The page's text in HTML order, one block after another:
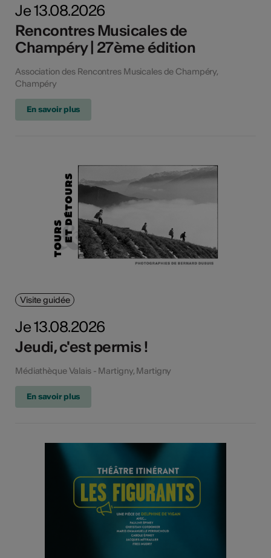
Je 13.08.2026
Rencontres Musicales de
Champéry | 27ème édition
Association des Rencontres Musicales de Champéry,
Champéry
En savoir plus
Visite guidée
Je 13.08.2026
Jeudi, c'est permis !
Médiathèque Valais - Martigny, Martigny
En savoir plus